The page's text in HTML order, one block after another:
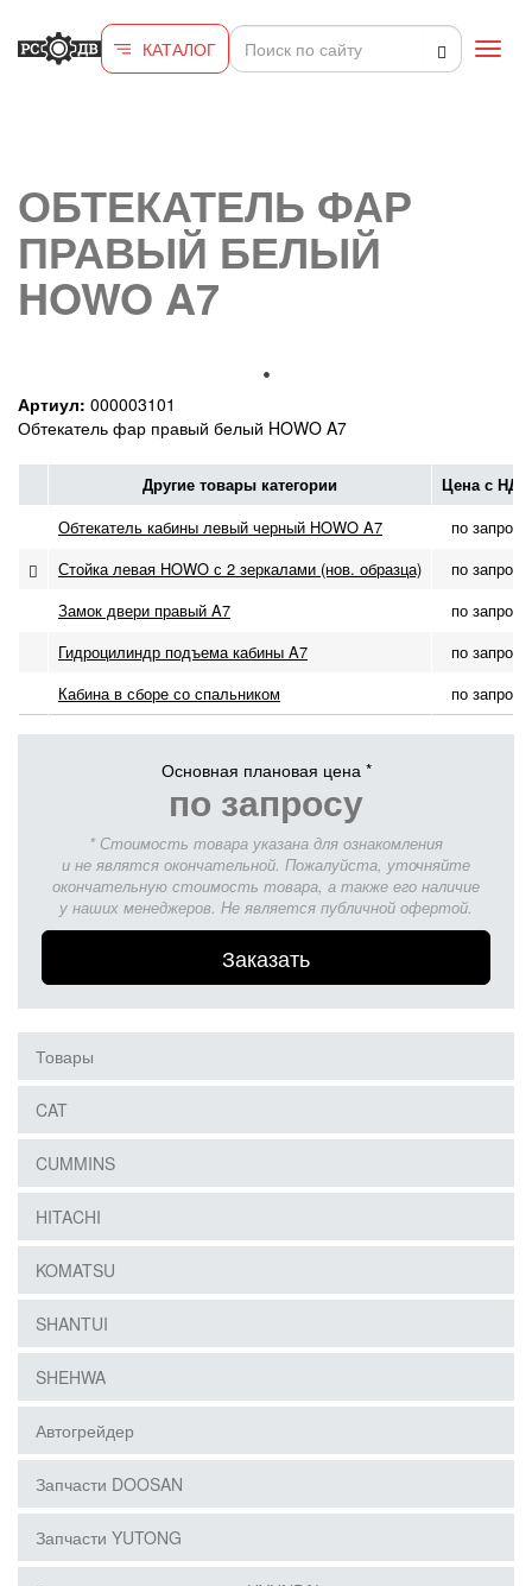
КАТАЛОГ
ОБТЕКАТЕЛЬ ФАР
ПРАВЫЙ БЕЛЫЙ
HOWO A7
Артиул: 000003101
Обтекатель фар правый белый HOWO A7
Другие товары категории Цена с НДС
Обтекатель кабины левый черный HOWO A7
по запросу
Стойка левая HOWO с 2 зеркалами (нов. образца)
по запросу
Замок двери правый A7
по запросу
Гидроцилиндр подъема кабины A7
по запросу
Кабина в сборе со спальником
по запросу
Основная плановая цена *
по запросу
* Стоимость товара указана для ознакомления
и не являтся окончательной. Пожалуйста, уточняйте
окончательную стоимость товара, а также его наличие
у наших менеджеров. Не является публичной офертой.
Заказать
Товары
CAT
CUMMINS
HITACHI
KOMATSU
SHANTUI
SHEHWA
Автогрейдер
Запчасти DOOSAN
Запчасти YUTONG